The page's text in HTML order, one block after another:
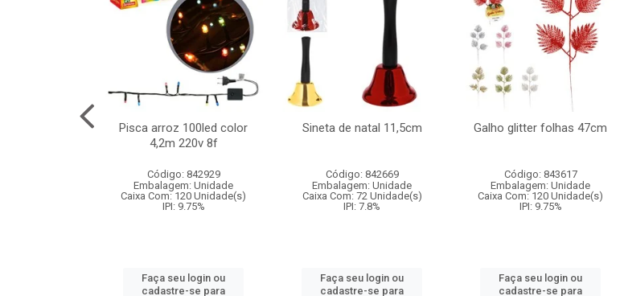
Pisca arroz 100led color
4,2m 220v 8f
Código: 842929
Embalagem: Unidade
Caixa Com: 120 Unidade(s)
IPI: 9.75%
Faça seu login ou
cadastre-se para
Sineta de natal 11,5cm
Código: 842669
Embalagem: Unidade
Caixa Com: 72 Unidade(s)
IPI: 7.8%
Faça seu login ou
cadastre-se para
Galho glitter folhas 47cm
Código: 843617
Embalagem: Unidade
Caixa Com: 120 Unidade(s)
IPI: 9.75%
Faça seu login ou
cadastre-se para